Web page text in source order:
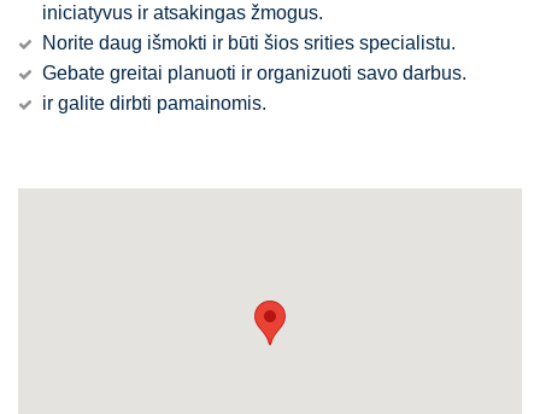
iniciatyvus ir atsakingas žmogus.
Norite daug išmokti ir būti šios srities specialistu.
Gebate greitai planuoti ir organizuoti savo darbus.
ir galite dirbti pamainomis.